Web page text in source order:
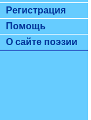
Регистрация
Помощь
О сайте поэзии